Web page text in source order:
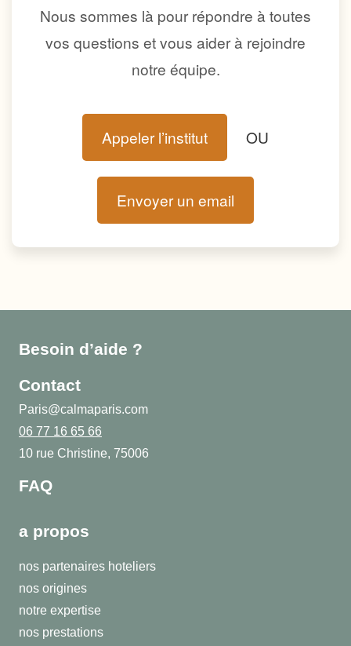
Nous sommes là pour répondre à toutes
vos questions et vous aider à rejoindre
notre équipe.
Appeler l’institut OU
Envoyer un email
Besoin d’aide ?
Contact
Paris@calmaparis.com
06 77 16 65 66
10 rue Christine, 75006
FAQ
a propos
nos partenaires hoteliers
nos origines
notre expertise
nos prestations